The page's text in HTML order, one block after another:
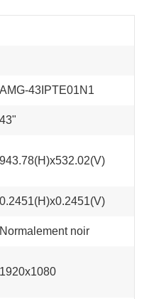
AMG-43IPTE01N1
43"
943.78(H)x532.02(V)
0.2451(H)x0.2451(V)
Normalement noir
1920x1080